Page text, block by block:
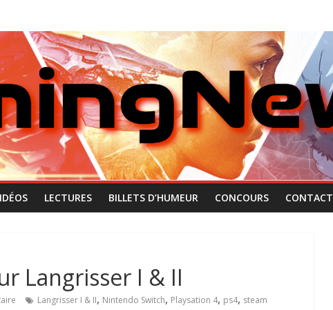
LECTURES BILLETS D’HUMEUR CONCOURS CONTACT
Langrisser I & II
Langrisser I & II, Nintendo Switch, Playsation 4, ps4, steam